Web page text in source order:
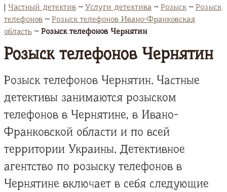
| Частный детектив ~ Услуги детектива ~ Розыск~ Розыск
телефонов ~ Розыск телефонов Ивано-Франковская
область ~ Розыск телефонов Чернятин
Розыск телефонов Чернятин
Розыск телефонов Чернятин. Частные
детективы занимаются розыском
телефонов в Чернятине, в Ивано-
Франковской области и по всей
территории Украины. Детективное
агентство по розыску телефонов в
Чернятине включает в себя следующие